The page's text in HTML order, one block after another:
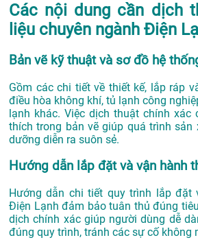
Các nội dung cần dịch
liệu chuyên ngành Điện
Bản vẽ kỹ thuật và sơ đồ hệ
Gồm các chi tiết về thiết kế, lắp ráp
điều hòa không khí, tủ lạnh công
lạnh khác. Việc dịch thuật chính xác
thích trong bản vẽ giúp quá trình sản
dưỡng diễn ra suôn sẻ.
Hướng dẫn lắp đặt và vận hành
Hướng dẫn chi tiết quy trình lắp đặt
Điện Lạnh đảm bảo tuân thủ đúng
dịch chính xác giúp người dùng dễ
đúng quy trình, tránh các sự cố không